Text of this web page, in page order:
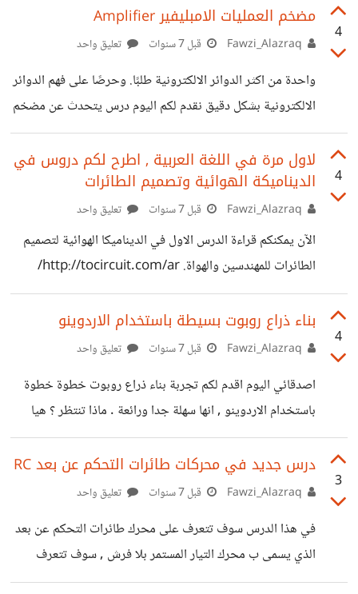
وليس تلك الموجودة في مقدمة الحاسوب. السؤال الثاني: هل
يمكن تغيير معالج الهاتف او اللوحة الام في حال اعوجاج الهاتف
ماذا عن معالج الهاتف وحده لو تضرر هل يمكن استبداله؟ شكرا
لكم
4
مضخم العمليات الامبليفير Amplifier
قبل 7 سنوات تعليق واحد
واحدة من اكثر الدوائر الالكترونية طلبًا. وحرصًا على فهم الدوائر
الالكترونية بشكل دقيق نقدم لكم اليوم درس يتحدث عن مضخم
العمليات الامبليفير Amplifier – الجزء الأول
https://electronics.tocircuit.com/ar/%D9%85%D8
%B6%D8%AE%D9%85-
%D8%A7%D9%84%D8%B9%D9%85%D9%84%D
9%8A%D8%A7%D8%AA-amplifier/
4
لاول مرة في اللغة العربية , اطرح لكم دروس في
الديناميكة الهوائية وتصميم الطائرات
قبل 7 سنوات تعليق واحد
الآن يمكنكم قراءة الدرس الاول في الديناميكا الهوائية لتصميم
الطائرات للمهندسين والهواة. http://tocircuit.com/ar/
الديناميكة-الهوائية
4
بناء ذراع روبوت بسيطة باستخدام الاردوينو
قبل 7 سنوات تعليق واحد
اصدقائي اليوم اقدم لكم تجربة بناء ذراع روبوت خطوة خطوة
باستخدام الاردوينو , انها سهلة جدا ورائعة . ماذا تنتظر ؟ هيا
انطلق ! لقراءة الدرس باللغة العربية:
http://tocircuit.com/ar/ذراع-روبوت/
https://suar.me/V5EpK
3
درس جديد في محركات طائرات التحكم عن بعد RC
قبل 7 سنوات تعليق واحد
في هذا الدرس سوف تتعرف على محرك طائرات التحكم عن بعد
الذي يسمى ب محرك التيار المستمر بلا فرش , سوف تتعرف
مكوناته وكيف يعمل ولماذا هو افضل المحركات للطائرات , ماذا